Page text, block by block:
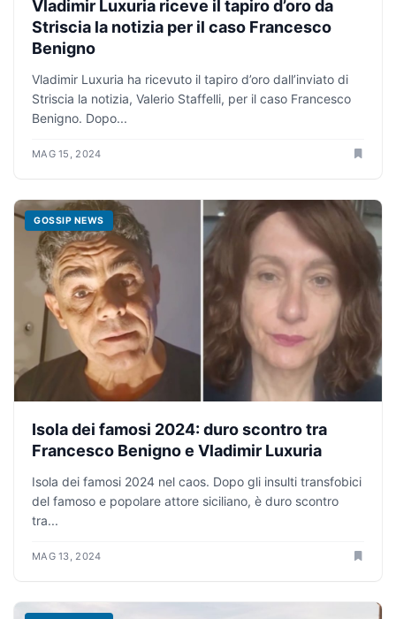
Vladimir Luxuria riceve il tapiro d’oro da
Striscia la notizia per il caso Francesco
Benigno
Vladimir Luxuria ha ricevuto il tapiro d’oro dall’inviato di
Striscia la notizia, Valerio Staffelli, per il caso Francesco
Benigno. Dopo...
MAG 15, 2024
GOSSIP NEWS
Isola dei famosi 2024: duro scontro tra
Francesco Benigno e Vladimir Luxuria
Isola dei famosi 2024 nel caos. Dopo gli insulti transfobici
del famoso e popolare attore siciliano, è duro scontro
tra...
MAG 13, 2024